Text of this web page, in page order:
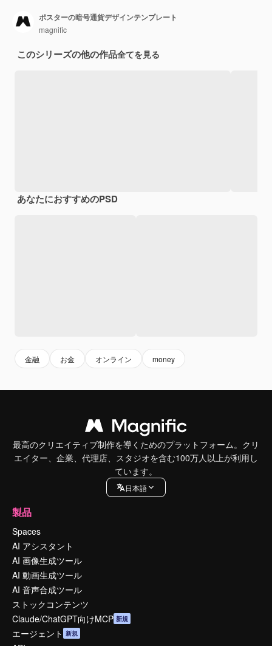
ポスターの暗号通貨デザインテンプレート
magnific
このシリーズの他の作品全てを見る
あなたにおすすめのPSD
金融 お金 オンライン money
最高のクリエイティブ制作を導くためのプラットフォーム。クリ
エイター、企業、代理店、スタジオを含む100万人以上が利用し
ています。
日本語
製品
Spaces
AI アシスタント
AI 画像生成ツール
AI 動画生成ツール
AI 音声合成ツール
ストックコンテンツ
Claude/ChatGPT向けMCP 新規
エージェント 新規